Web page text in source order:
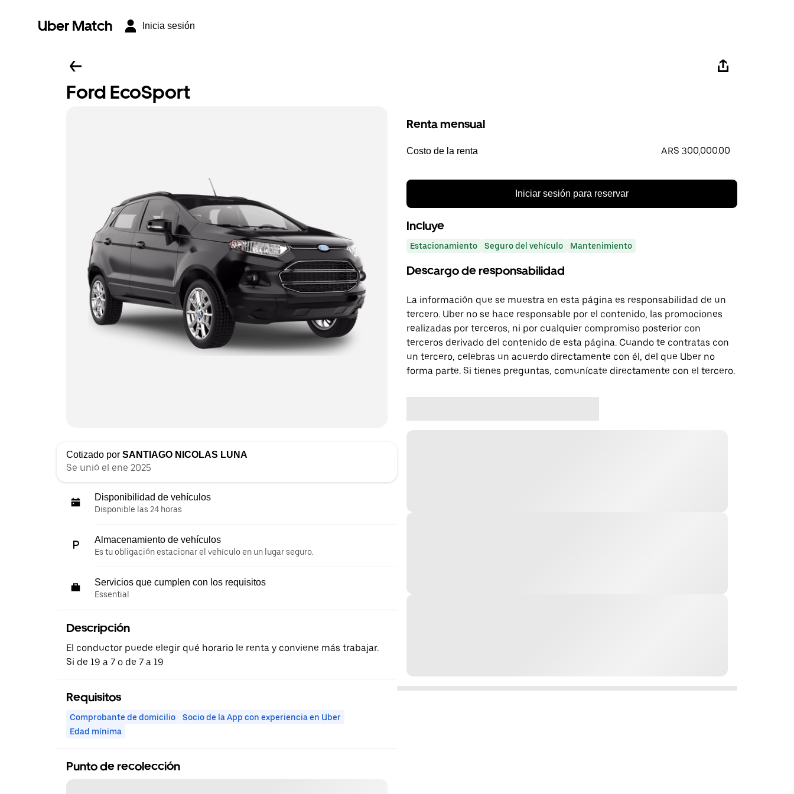
Uber Match Inicia sesión
Ford EcoSport
Cotizado por SANTIAGO NICOLAS LUNA
Se unió el ene 2025
Disponibilidad de vehículos
Disponible las 24 horas
Almacenamiento de vehículos
Es tu obligación estacionar el vehículo en un lugar seguro.
Servicios que cumplen con los requisitos
Essential
Descripción
El conductor puede elegir qué horario le renta y conviene más trabajar.
Si de 19 a 7 o de 7 a 19
Requisitos
Comprobante de domicilio
Socio de la App con experiencia en Uber
Edad mínima
Punto de recolección
Renta mensual
Costo de la renta ARS 300,000.00
Iniciar sesión para reservar
Incluye
Estacionamiento Seguro del vehículo Mantenimiento
Descargo de responsabilidad
La información que se muestra en esta página es responsabilidad de un
tercero. Uber no se hace responsable por el contenido, las promociones
realizadas por terceros, ni por cualquier compromiso posterior con
terceros derivado del contenido de esta página. Cuando te contratas con
un tercero, celebras un acuerdo directamente con él, del que Uber no
forma parte. Si tienes preguntas, comunícate directamente con el tercero.